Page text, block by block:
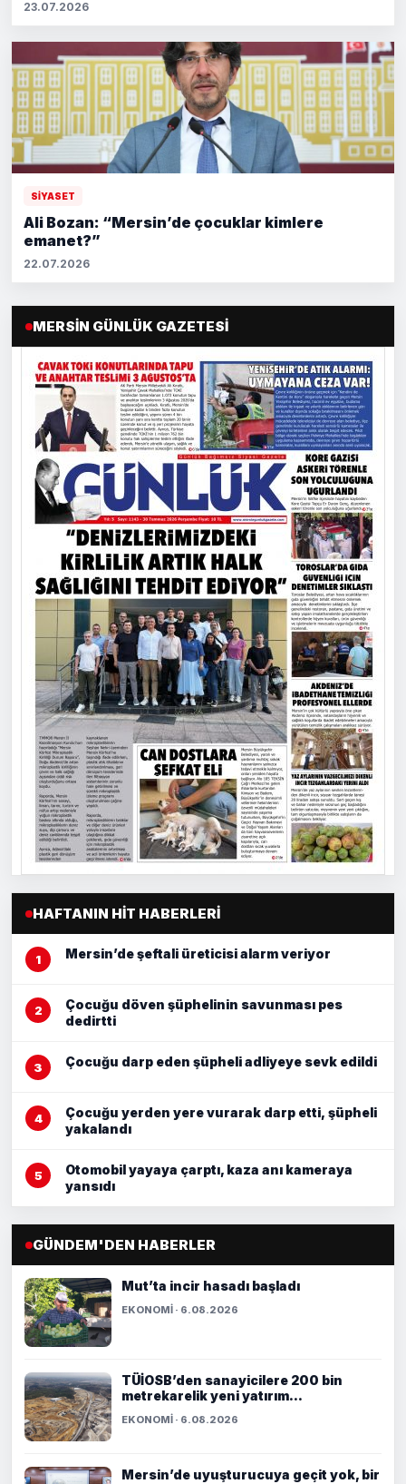
23.07.2026
SİYASET
Ali Bozan: “Mersin’de çocuklar kimlere
emanet?”
22.07.2026
MERSIN GÜNLÜK GAZETESI
HAFTANIN HIT HABERLERI
Mersin’de şeftali üreticisi alarm veriyor
Çocuğu döven şüphelinin savunması pes
dedirtti
Çocuğu darp eden şüpheli adliyeye sevk edildi
Çocuğu yerden yere vurarak darp etti, şüpheli
yakalandı
Otomobil yayaya çarptı, kaza anı kameraya
yansıdı
GÜNDEM'DEN HABERLER
Mut’ta incir hasadı başladı
EKONOMİ · 6.08.2026
TÜİOSB’den sanayicilere 200 bin
metrekarelik yeni yatırım...
EKONOMİ · 6.08.2026
Mersin’de uyuşturucuya geçit yok, bir